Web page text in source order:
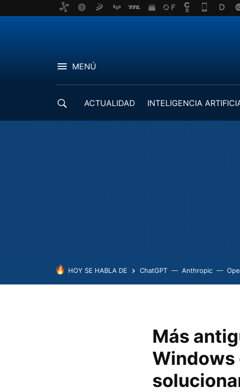
MENÚ
ACTUALIDAD INTELIGENCIA
HOY SE HABLA DE ChatGPT Anthropic
Más
Windows